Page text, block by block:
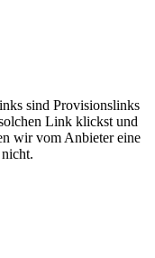
sind Provisionslinks
Link klickst und
wir vom Anbieter eine